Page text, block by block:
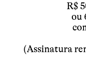
R$
ou
(Assinatura